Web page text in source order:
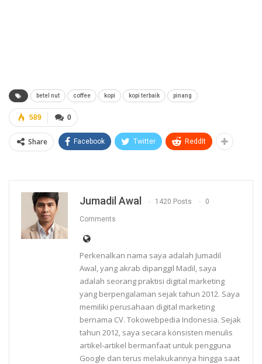
betel nut coffee kopi kopi terbaik pinang
0
589
Share Facebook Twitter ReddIt
Jumadil Awal 1420 Posts 0
Comments
Perkenalkan nama saya adalah Jumadil
Awal, yang akrab dipanggil Madil, saya
adalah seorang praktisi digital marketing
yang berpengalaman sejak tahun 2012. Saya
memiliki perusahaan digital marketing
bernama CV. Tokowebpedia Indonesia. Sejak
tahun 2012, saya secara konsisten menulis
artikel-artikel bermanfaat untuk pengguna
Google dan terus melakukannya hingga saat